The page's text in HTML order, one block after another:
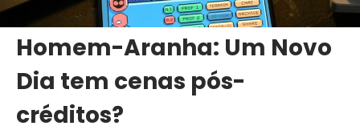
Homem-Aranha: Um Novo
Dia tem cenas pós-
créditos?